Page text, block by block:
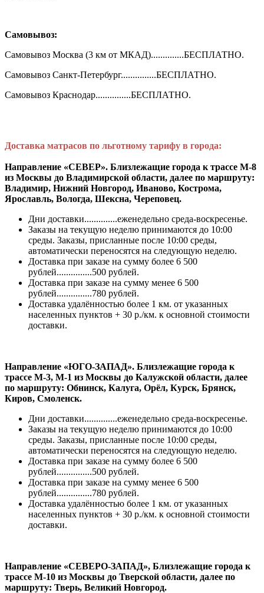
Самовывоз:
Самовывоз Москва (3 км от МКАД)..............БЕСПЛАТНО.
Самовывоз Санкт-Петербург...............БЕСПЛАТНО.
Самовывоз Краснодар...............БЕСПЛАТНО.
Доставка матрасов по льготному тарифу в города:
Направление «СЕВЕР». Близлежащие города к трассе М-8
из Москвы до Владимирской области, далее по маршруту:
Владимир, Нижний Новгород, Иваново, Кострома,
Ярославль, Вологда, Шексна, Череповец.
Дни доставки..............еженедельно среда-воскресенье.
Заказы на текущую неделю принимаются до 10:00
среды. Заказы, присланные после 10:00 среды,
автоматически переносятся на следующую неделю.
Доставка при заказе на сумму более 6 500
рублей...............500 рублей.
Доставка при заказе на сумму менее 6 500
рублей...............780 рублей.
Доставка удалённостью более 1 км. от указанных
населенных пунктов + 30 р./км. к основной стоимости
доставки.
Направление «ЮГО-ЗАПАД». Близлежащие города к
трассе М-3, М-1 из Москвы до Калужской области, далее
по маршруту: Обнинск, Калуга, Орёл, Курск, Брянск,
Киров, Смоленск.
Дни доставки..............еженедельно среда-воскресенье.
Заказы на текущую неделю принимаются до 10:00
среды. Заказы, присланные после 10:00 среды,
автоматически переносятся на следующую неделю.
Доставка при заказе на сумму более 6 500
рублей...............500 рублей.
Доставка при заказе на сумму менее 6 500
рублей...............780 рублей.
Доставка удалённостью более 1 км. от указанных
населенных пунктов + 30 р./км. к основной стоимости
доставки.
Направление «СЕВЕРО-ЗАПАД», Близлежащие города к
трассе М-10 из Москвы до Тверской области, далее по
маршруту: Тверь, Великий Новгород.